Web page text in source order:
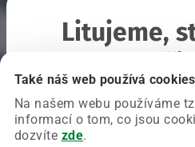
Také náš web používá cookies
Na našem webu používáme
informací o tom, co jsou
dozvíte zde.
Litujeme,
Chyba nastala na naší
Zkuste prosím znovu načíst